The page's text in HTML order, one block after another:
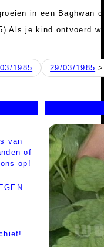
in een Baghwan
Als je kind ontvoerd
1985 29/03/1985
van
of
op!